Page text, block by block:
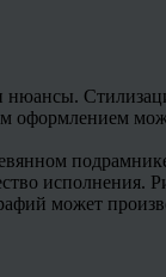
и нюансы.
оформлением
исполнения.
может